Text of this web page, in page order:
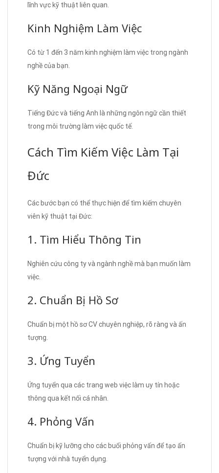
lĩnh vực kỹ thuật liên quan.
Kinh Nghiệm Làm Việc
Có từ 1 đến 3 năm kinh nghiệm làm việc trong ngành
nghề của bạn.
Kỹ Năng Ngoại Ngữ
Tiếng Đức và tiếng Anh là những ngôn ngữ cần thiết
trong môi trường làm việc quốc tế.
Cách Tìm Kiếm Việc Làm Tại
Đức
Các bước bạn có thể thực hiện để tìm kiếm chuyên
viên kỹ thuật tại Đức:
1. Tìm Hiểu Thông Tin
Nghiên cứu công ty và ngành nghề mà bạn muốn làm
việc.
2. Chuẩn Bị Hồ Sơ
Chuẩn bị một hồ sơ CV chuyên nghiệp, rõ ràng và ấn
tượng.
3. Ứng Tuyển
Ứng tuyển qua các trang web việc làm uy tín hoặc
thông qua kết nối cá nhân.
4. Phỏng Vấn
Chuẩn bị kỹ lưỡng cho các buổi phỏng vấn để tạo ấn
tượng với nhà tuyển dụng.